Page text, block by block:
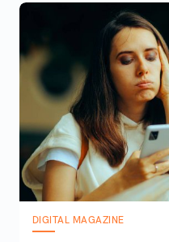
DIGITAL MAGAZINE